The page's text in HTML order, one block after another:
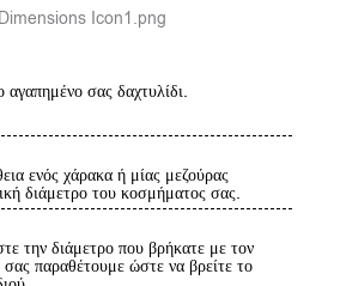
αγαπημένο σας δαχτυλίδι.
ενός χάρακα ή μίας μεζούρας
διάμετρο του κοσμήματος σας.
την διάμετρο που βρήκατε με τον
παραθέτουμε ώστε να βρείτε το